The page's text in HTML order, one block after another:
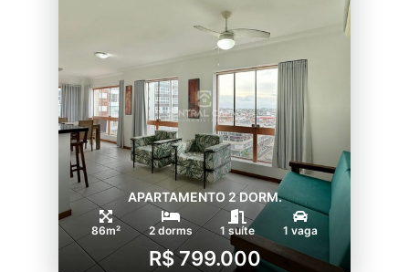
APARTAMENTO 2 DORM.
86m² 2 dorms 1 suíte 1 vaga
R$ 799.000